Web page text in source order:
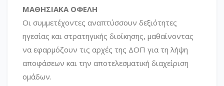
ΜΑΘΗΣΙΑΚΑ ΟΦΕΛΗ
Οι συμμετέχοντες αναπτύσσουν δεξιότητες
ηγεσίας και στρατηγικής διοίκησης, μαθαίνοντας
να εφαρμόζουν τις αρχές της ΔΟΠ για τη λήψη
αποφάσεων και την αποτελεσματική διαχείριση
ομάδων.